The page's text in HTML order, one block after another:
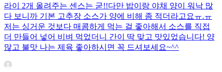
라이 2개 올려주는 센스는 굳!! ​다만 밥이랑 야채 양이 워낙 많
다 보니까 기본 고추장 소스가 양에 비해 좀 적더라고요ㅠ.ㅠ
저는 싱거운 것보다 매콤하게 먹는 걸 좋아해서 소스를 직접
더 만들어 넣어 비벼 먹었더니 간이 딱 맞고 맛있었습니다! 양
많고 불맛 나는 제육 좋아하시면 꼭 드셔보세요~^^